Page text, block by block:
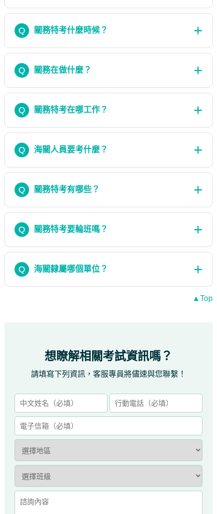
Q 關務特考什麼時候？
Q 關務在做什麼？
Q 關務特考在哪工作？
Q 海關人員要考什麼？
Q 關務特考有哪些？
Q 關務特考要輪班嗎？
Q 海關隸屬哪個單位？
▲Top
想瞭解相關考試資訊嗎？
請填寫下列資訊，客服專員將儘速與您聯繫！